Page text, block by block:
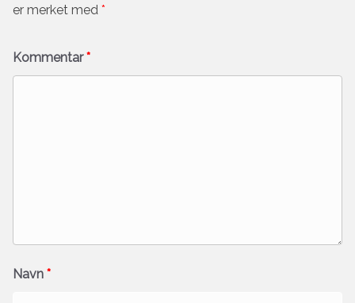
er merket med *
Kommentar*
Navn *